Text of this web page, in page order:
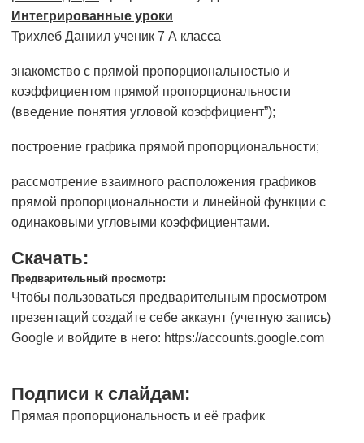
Интегрированные уроки
Трихлеб Даниил ученик 7 А класса
знакомство с прямой пропорциональностью и
коэффициентом прямой пропорциональности
(введение понятия угловой коэффициент”);
построение графика прямой пропорциональности;
рассмотрение взаимного расположения графиков
прямой пропорциональности и линейной функции с
одинаковыми угловыми коэффициентами.
Скачать:
Предварительный просмотр:
Чтобы пользоваться предварительным просмотром
презентаций создайте себе аккаунт (учетную запись)
Google и войдите в него: https://accounts.google.com
Подписи к слайдам:
Прямая пропорциональность и её график